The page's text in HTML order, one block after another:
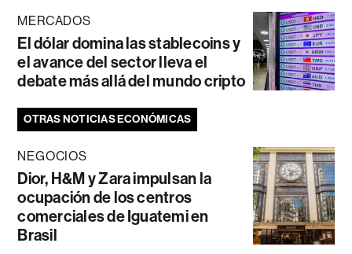
MERCADOS
El dólar domina las stablecoins y
el avance del sector lleva el
debate más allá del mundo cripto
OTRAS NOTICIAS ECONÓMICAS
NEGOCIOS
Dior, H&M y Zara impulsan la
ocupación de los centros
comerciales de Iguatemi en
Brasil